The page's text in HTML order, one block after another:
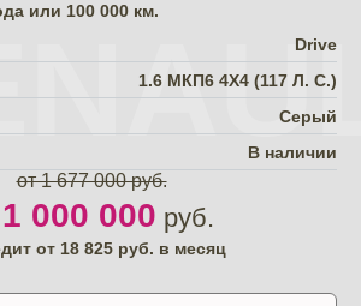
или 100 000 км.
Drive
1.6 МКП6 4Х4 (117 Л. С.)
Серый
В наличии
от 1 677 000 руб.
1 000 000 руб.
от 18 825 руб. в месяц